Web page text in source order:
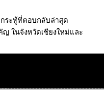
กระทู้ที่ตอบกลับล่าสุด
ญ ในจังหวัดเชียงใหม่และ